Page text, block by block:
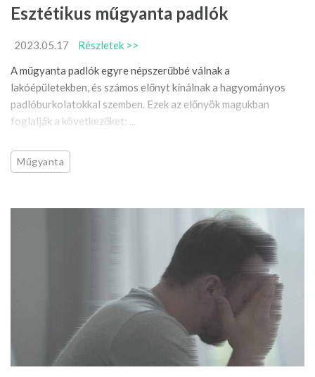
Esztétikus műgyanta padlók
2023.05.17
Részletek >>
A műgyanta padlók egyre népszerűbbé válnak a
lakóépületekben, és számos előnyt kínálnak a hagyományos
padlóburkolatokkal szemben. Ezek az előnyök magukban
foglalják a következőket: ...
Műgyanta